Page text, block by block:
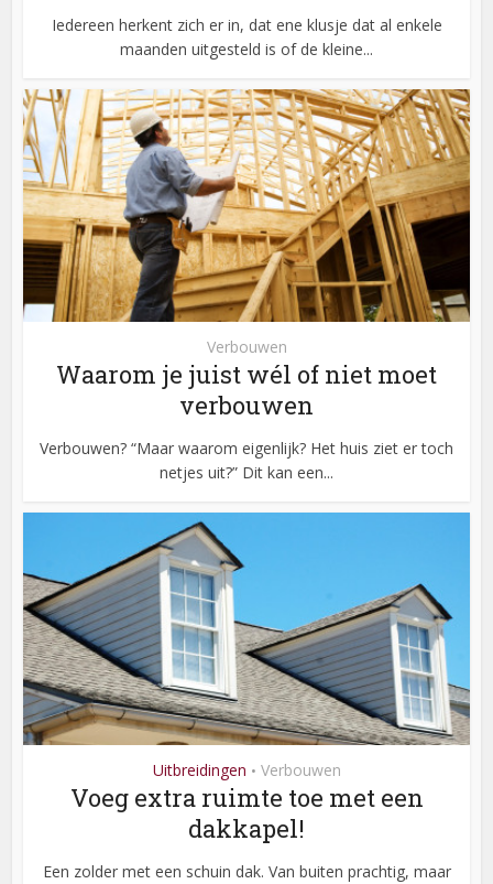
Iedereen herkent zich er in, dat ene klusje dat al enkele
maanden uitgesteld is of de kleine...
Verbouwen
Waarom je juist wél of niet moet
verbouwen
Verbouwen? “Maar waarom eigenlijk? Het huis ziet er toch
netjes uit?” Dit kan een...
Uitbreidingen • Verbouwen
Voeg extra ruimte toe met een
dakkapel!
Een zolder met een schuin dak. Van buiten prachtig, maar